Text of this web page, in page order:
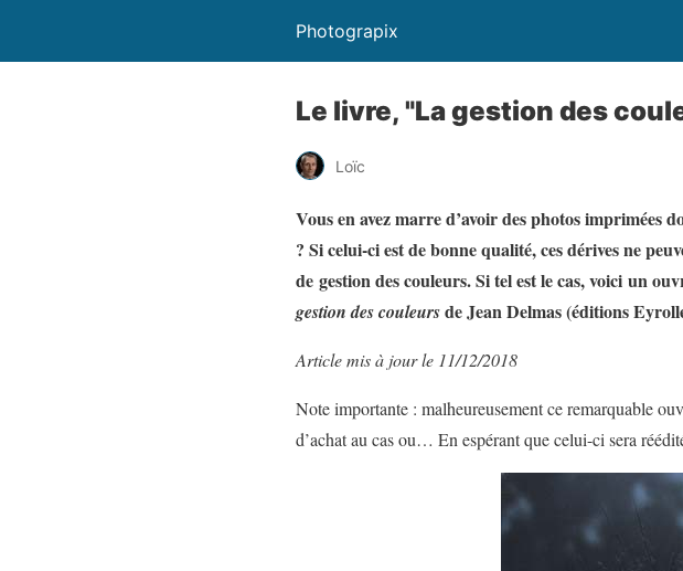
Photograpix
Le livre, "La gestion des
Loïc
Vous en avez marre d’avoir des photos imprimées
? Si celui-ci est de bonne qualité, ces dérives ne
de gestion des couleurs. Si tel est le cas, voici un
gestion des couleursde Jean Delmas (éditions
Article mis à jour le 11/12/2018
Note importante : malheureusement ce remarquable
d’achat au cas ou… En espérant que celui-ci sera